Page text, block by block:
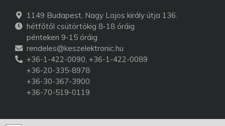
1149 Budapest, Nagy Lajos király útja 136.
hétfőtől csütörtökig 8-18 óráig
pénteken 9-15 óráig
rendeles@keszelektronic.hu
+36-1-422-0090, +36-1-422-0089
+36-20-335-8978
+36-30-367-3900
+36-70-519-0119